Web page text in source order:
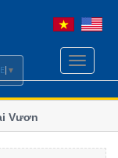
Toggle
quốc
số
Bộ Xây
▼